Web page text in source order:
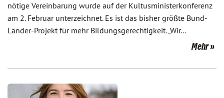
nötige Vereinbarung wurde auf der Kultusministerkonferenz
am 2. Februar unterzeichnet. Es ist das bisher größte Bund-
Länder-Projekt für mehr Bildungsgerechtigkeit. „Wir…
Mehr